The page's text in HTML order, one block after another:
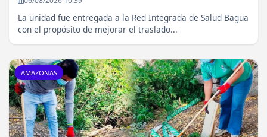
La unidad fue entregada a la Red Integrada de Salud Bagua
con el propósito de mejorar el traslado...
AMAZONAS